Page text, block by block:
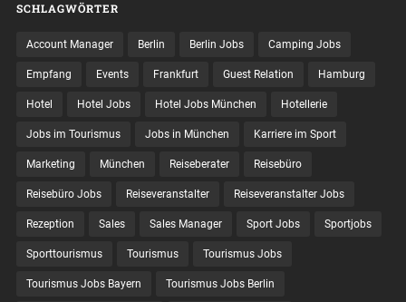
SCHLAGWÖRTER
Account Manager Berlin Berlin Jobs Camping Jobs
Empfang Events Frankfurt Guest Relation Hamburg
Hotel Hotel Jobs Hotel Jobs München Hotellerie
Jobs im Tourismus Jobs in München Karriere im Sport
Marketing München Reiseberater Reisebüro
Reisebüro Jobs Reiseveranstalter Reiseveranstalter Jobs
Rezeption Sales Sales Manager Sport Jobs Sportjobs
Sporttourismus Tourismus Tourismus Jobs
Tourismus Jobs Bayern Tourismus Jobs Berlin